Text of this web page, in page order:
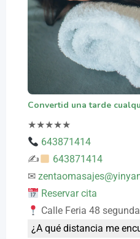
Convertid una tarde
★★★★★
643871414
✍
643871414
✉
Reservar cita
Calle Feria 48
¿A qué distancia me